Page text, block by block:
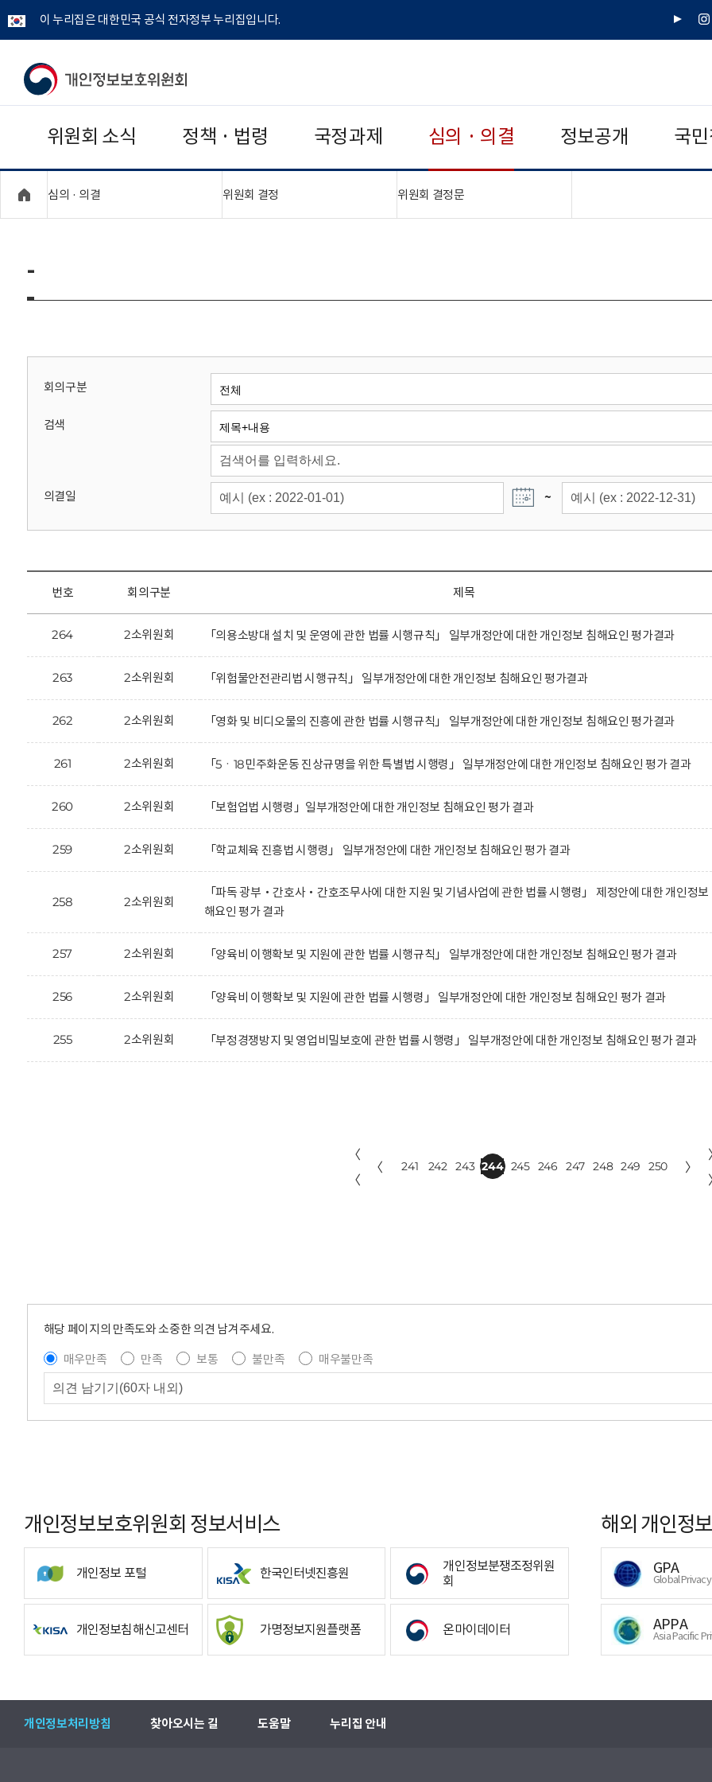
이 누리집은 대한민국 공식 전자정부 누리집입니다.
유
인
개
보
보
위
회
위원회 소식 정책 · 법령 국정과제 심의 · 의결 정보공개 국
심의 · 의결 위원회 결정 위원회 결정문"접기,펼치기"
-
회의구분
검색
의결일 ~
번호 회의구분 제목
264 2소위원회 「의용소방대 설치 및 운영에 관한 법률 시행규칙」 일부개정안에 대한 개인정보 침해요인 평가결과
263 2소위원회 「위험물안전관리법 시행규칙」 일부개정안에 대한 개인정보 침해요인 평가결과
262 2소위원회 「영화 및 비디오물의 진흥에 관한 법률 시행규칙」 일부개정안에 대한 개인정보 침해요인 평가결과
261 2소위원회 「5ㆍ18민주화운동 진상규명을 위한 특별법 시행령」 일부개정안에 대한 개인정보 침해요인 평가 결과
260 2소위원회 「보험업법 시행령」일부개정안에 대한 개인정보 침해요인 평가 결과
259 2소위원회 「학교체육 진흥법 시행령」 일부개정안에 대한 개인정보 침해요인 평가 결과
258 2소위원회
「파독 광부‧간호사‧간호조무사에 대한 지원 및 기념사업에 관한 법률 시행령」 제정안에 대한 개인정보
해요인 평가 결과
257 2소위원회 「양육비 이행확보 및 지원에 관한 법률 시행규칙」 일부개정안에 대한 개인정보 침해요인 평가 결과
256 2소위원회 「양육비 이행확보 및 지원에 관한 법률 시행령」 일부개정안에 대한 개인정보 침해요인 평가 결과
255 2소위원회 「부정경쟁방지 및 영업비밀보호에 관한 법률 시행령」 일부개정안에 대한 개인정보 침해요인 평가 결과
〈
〈
〈 241 242 243 244 245 246 247 248 249 250 〉
해당 페이지의 만족도와 소중한 의견 남겨주세요.
매우만족
만족 보통 불만족
매우불만족
개인정보보호위원회 정보서비스
개인정보 포털 한국인터넷진흥원
개인정보분쟁조정위원
회
개인정보침해신고센터 가명정보지원플랫폼 온마이데이터
해외 개인정
GPA
Global
APPA
Asia Pacific
개인정보처리방침 찾아오시는 길 도움말 누리집 안내